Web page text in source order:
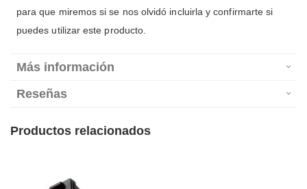
para que miremos si se nos olvidó incluirla y confirmarte si
puedes utilizar este producto.
Más información
Reseñas
Productos relacionados